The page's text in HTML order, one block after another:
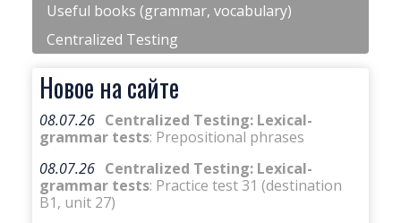
Useful books (grammar, vocabulary)
Centralized Testing
Новое на сайте
08.07.26 Centralized Testing: Lexical-
grammar tests: Prepositional phrases
08.07.26 Centralized Testing: Lexical-
grammar tests: Practice test 31 (destination
B1, unit 27)